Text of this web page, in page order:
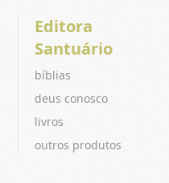
Editora
Santuário
bíblias
deus conosco
livros
outros produtos